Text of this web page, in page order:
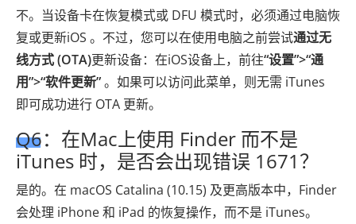
不。当设备卡在恢复模式或 DFU 模式时，必须通过电脑恢
复或更新iOS 。不过，您可以在使用电脑之前尝试通过无
线方式 (OTA)更新设备：在iOS设备上，前往“设置”>“通
用”>“软件更新”。如果可以访问此菜单，则无需 iTunes
即可成功进行 OTA 更新。
Q6：在Mac上使用 Finder 而不是
iTunes 时，是否会出现错误 1671？
是的。在 macOS Catalina (10.15) 及更高版本中，Finder
会处理 iPhone 和 iPad 的恢复操作，而不是 iTunes。